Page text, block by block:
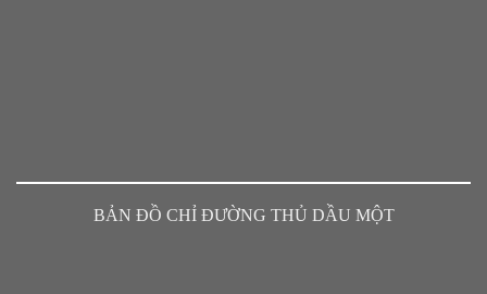
BẢN ĐỒ CHỈ ĐƯỜNG THỦ DẦU MỘT